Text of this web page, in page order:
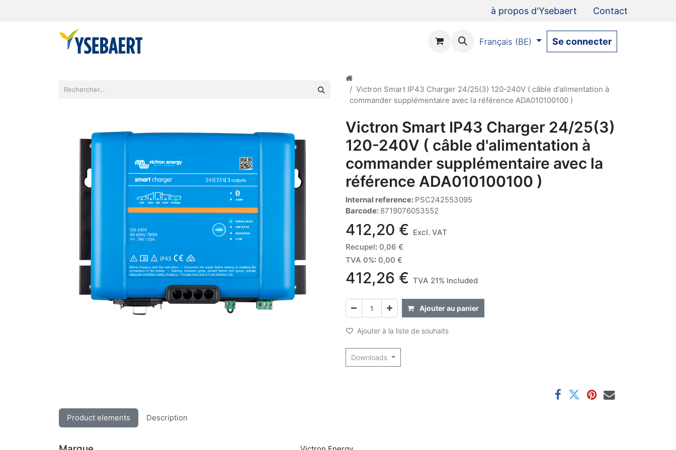
à propos d'Ysebaert Contact
Français (BE) Se connecter
Victron Smart IP43 Charger 24/25(3) 120-240V ( câble d'alimentation à
commander supplémentaire avec la référence ADA010100100 )
Victron Smart IP43 Charger 24/25(3)
120-240V ( câble d'alimentation à
commander supplémentaire avec la
référence ADA010100100 )
Internal reference: PSC242553095
Barcode: 8719076053552
412,20 € Excl. VAT
Recupel: 0,06 €
TVA 0%: 0,00 €
412,26 € TVA 21% Included
Ajouter au panier
Ajouter à la liste de souhaits
Downloads
Product elements Description